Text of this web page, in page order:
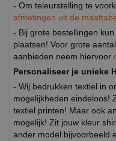
- Om teleurstelling te
afmetingen uit de
- Bij grote bestellingen
plaatsen! Voor grote
aanbieden neem hiervoor
Personaliseer je unieke
- Wij bedrukken textiel in
mogelijkheden eindeloos!
textiel printen! Maar ook
mogelijk! Zit jouw kleur
ander model bijvoorbeeld